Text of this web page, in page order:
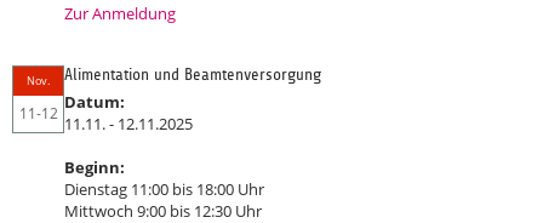
Zur Anmeldung
Nov.
11-12
Alimentation und Beamtenversorgung
Datum:
11.11. - 12.11.2025
Beginn:
Dienstag 11:00 bis 18:00 Uhr
Mittwoch 9:00 bis 12:30 Uhr